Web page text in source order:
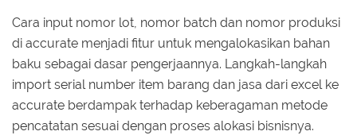
Cara input nomor lot, nomor batch dan nomor produksi
di accurate menjadi fitur untuk mengalokasikan bahan
baku sebagai dasar pengerjaannya. Langkah-langkah
import serial number item barang dan jasa dari excel ke
accurate berdampak terhadap keberagaman metode
pencatatan sesuai dengan proses alokasi bisnisnya.